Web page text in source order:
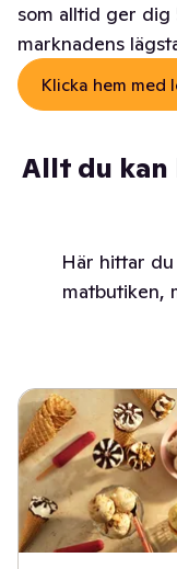
som alltid ger
marknadens
Klicka hem med
Allt du
Här hittar
matbutiken,